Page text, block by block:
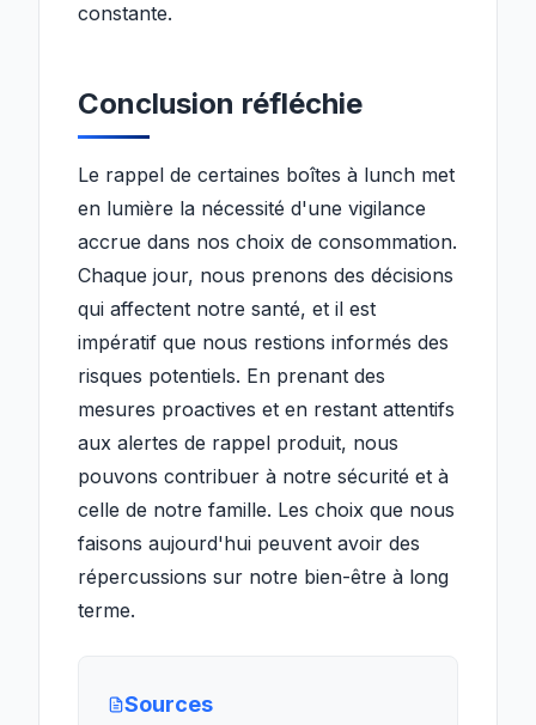
constante.
Conclusion réfléchie
Le rappel de certaines boîtes à lunch met
en lumière la nécessité d'une vigilance
accrue dans nos choix de consommation.
Chaque jour, nous prenons des décisions
qui affectent notre santé, et il est
impératif que nous restions informés des
risques potentiels. En prenant des
mesures proactives et en restant attentifs
aux alertes de rappel produit, nous
pouvons contribuer à notre sécurité et à
celle de notre famille. Les choix que nous
faisons aujourd'hui peuvent avoir des
répercussions sur notre bien-être à long
terme.
Sources